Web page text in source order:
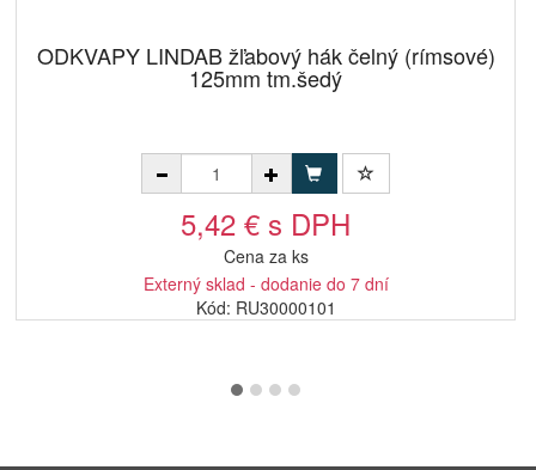
ODKVAPY LINDAB žľabový hák čelný (rímsové)
125mm tm.šedý
5,42 € s DPH
Cena za ks
Externý sklad - dodanie do 7 dní
Kód: RU30000101